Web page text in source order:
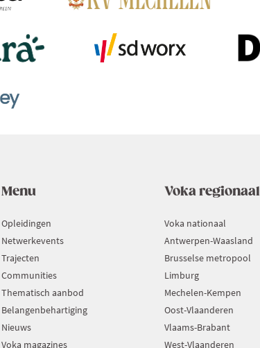
Menu
Opleidingen
Netwerkevents
Trajecten
Communities
Thematisch aanbod
Belangenbehartiging
Nieuws
Voka magazines
Voka regionaal
Voka nationaal
Antwerpen-Waasland
Brusselse metropool
Limburg
Mechelen-Kempen
Oost-Vlaanderen
Vlaams-Brabant
West-Vlaanderen